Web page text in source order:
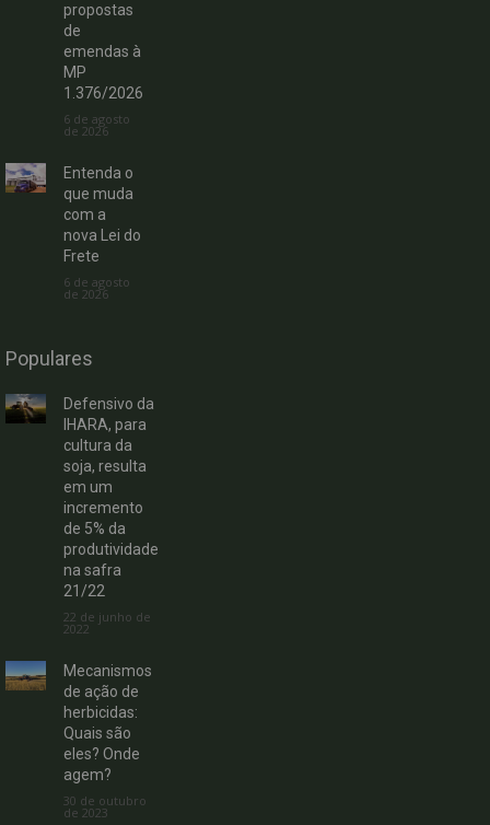
propostas
de
emendas à
MP
1.376/2026
6 de agosto
de 2026
Entenda o
que muda
com a
nova Lei do
Frete
6 de agosto
de 2026
Populares
Defensivo da
IHARA, para
cultura da
soja, resulta
em um
incremento
de 5% da
produtividade
na safra
21/22
22 de junho de
2022
Mecanismos
de ação de
herbicidas:
Quais são
eles? Onde
agem?
30 de outubro
de 2023